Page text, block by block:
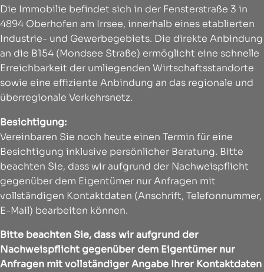
Die Immobilie befindet sich in der Fensterstraße 3 in
4894 Oberhofen am Irrsee, innerhalb eines etablierten
Industrie- und Gewerbegebiets. Die direkte Anbindung
an die B154 (Mondsee Straße) ermöglicht eine schnelle
Erreichbarkeit der umliegenden Wirtschaftsstandorte
sowie eine effiziente Anbindung an das regionale und
überregionale Verkehrsnetz.
Besichtigung:
Vereinbaren Sie noch heute einen Termin für eine
Besichtigung inklusive persönlicher Beratung. Bitte
beachten Sie, dass wir aufgrund der Nachweispflicht
gegenüber dem Eigentümer nur Anfragen mit
vollständigen Kontaktdaten (Anschrift, Telefonnummer,
E-Mail) bearbeiten können.
Bitte beachten Sie, dass wir aufgrund der
Nachweispflicht gegenüber dem Eigentümer nur
Anfragen mit vollständiger Angabe Ihrer Kontaktdaten